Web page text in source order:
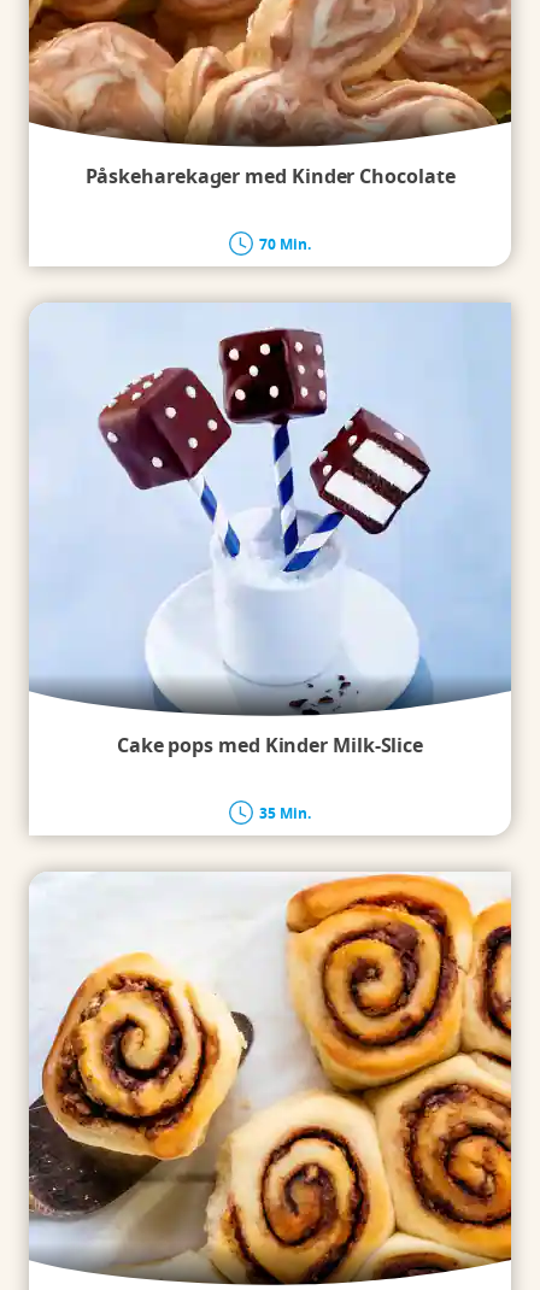
Påskeharekager med Kinder Chocolate
70 Min.
Cake pops med Kinder Milk-Slice
35 Min.